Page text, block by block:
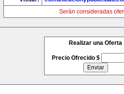
Serán consideradas
Realizar una Oferta
Precio Ofrecido $